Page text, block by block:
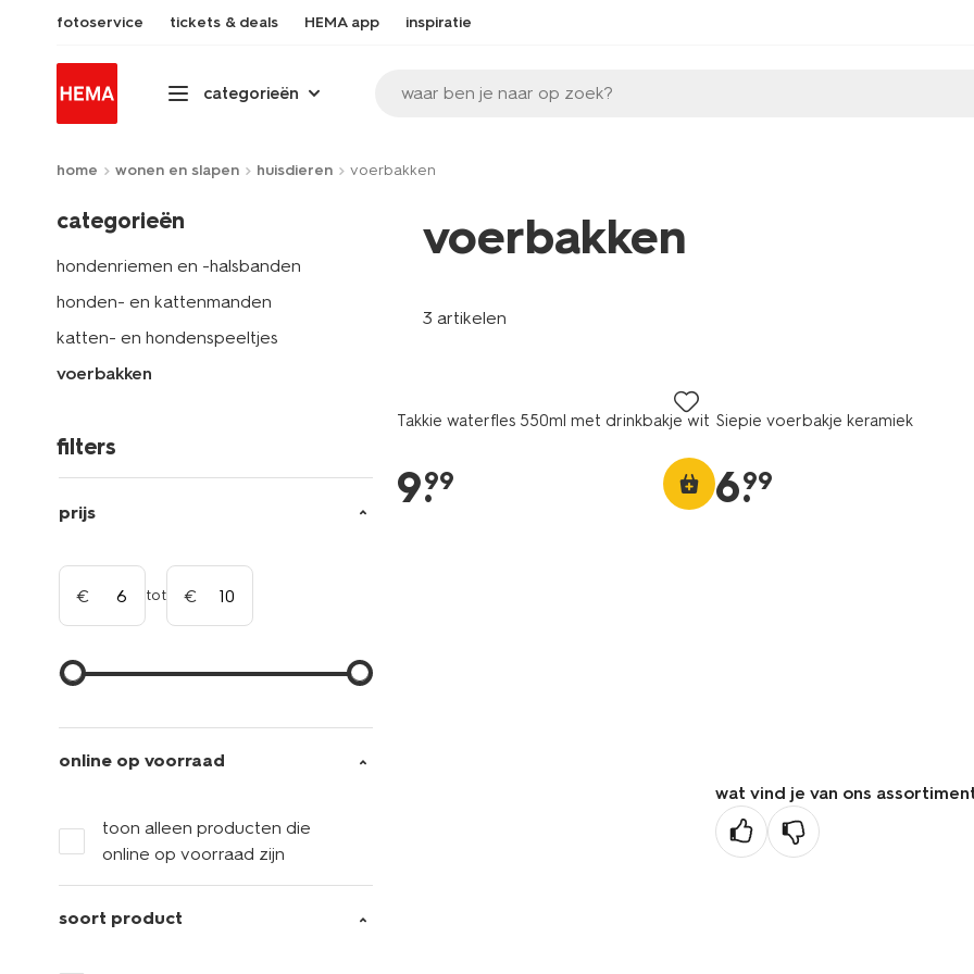
fotoservice tickets & deals HEMA app inspiratie
categorieën waar ben je naar op zoek?
home wonen en slapen huisdieren voerbakken
categorieën
hondenriemen en -halsbanden
honden- en kattenmanden
katten- en hondenspeeltjes
voerbakken
filters
prijs
tot
online op voorraad
toon alleen producten die
online op voorraad zijn
soort product
voerbakken
3 artikelen
Takkie waterfles 550ml met drinkbakje wit
9.
99
Siepie voerbakje keramiek
6.
99
wat vind je van ons